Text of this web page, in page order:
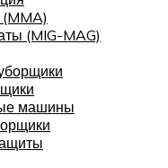
(MIG-MAG)
машины